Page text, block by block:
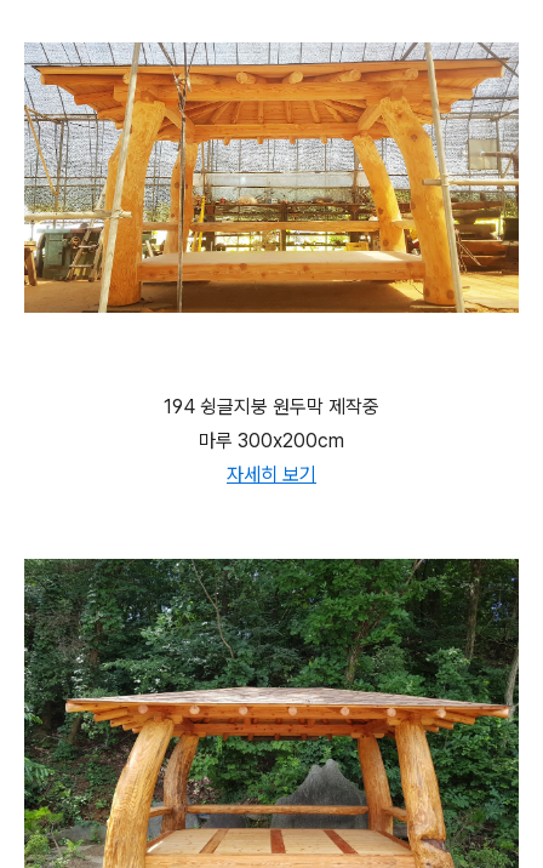
194 슁글지붕 원두막 제작중
마루 300x200cm
자세히 보기